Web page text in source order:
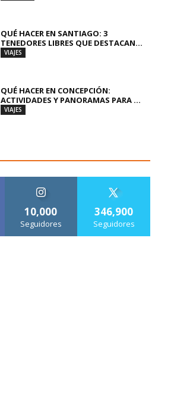
QUÉ HACER EN SANTIAGO: 3
TENEDORES LIBRES QUE DESTACAN...
VIAJES
QUÉ HACER EN CONCEPCIÓN:
ACTIVIDADES Y PANORAMAS PARA ...
VIAJES
10,000
Seguidores
346,900
Seguidores